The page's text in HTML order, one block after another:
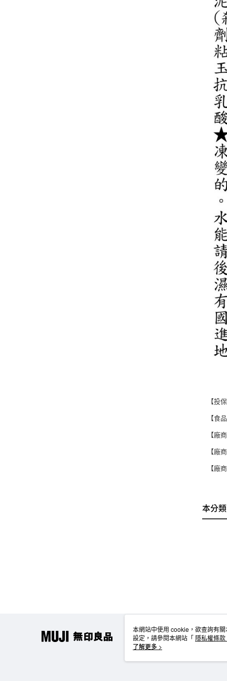
【投
【食
【廠
【廠
【廠
本分
本網站中使用 cookie，欲查詢有
設定，請參閱本網站「 隱私權條款
使用 cookie。
了解更多 >